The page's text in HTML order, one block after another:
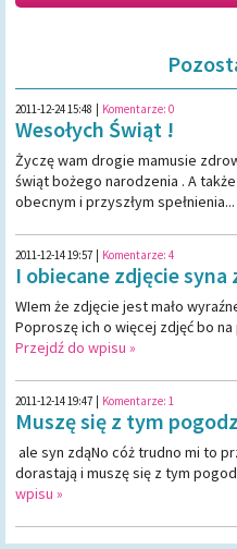
2011-12-24 15:48 Komentarze: 0
Wesołych Świąt !
Życzę wam drogie mamusie
świąt bożego narodzenia . A
obecnym i przyszłym spełnienia...
2011-12-14 19:57 Komentarze: 4
I obiecane zdjęcie syna
WIem że zdjęcie jest mało
Poproszę ich o więcej zdjęć bo
Przejdź do wpisu »
2011-12-14 19:47 Komentarze: 1
Muszę się z tym
ale syn zdąNo cóż trudno mi to
dorastają i muszę się z tym
wpisu »